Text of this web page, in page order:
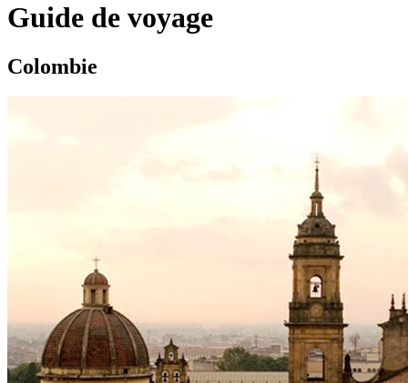
Guide de voyage
Colombie